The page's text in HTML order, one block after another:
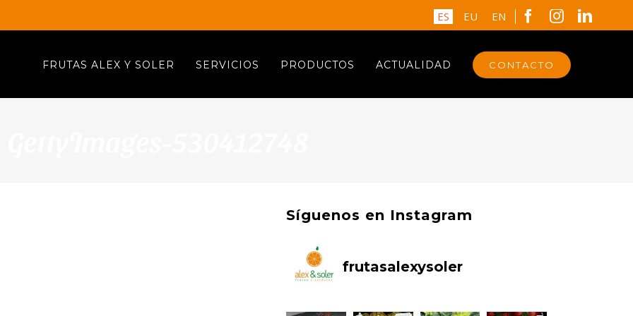
Facebook
Instagram
EU
ES EN
FRUTAS ALEX Y SOLER SERVICIOS PRODUCTOS ACTUALIDAD CONTACTO
Síguenos en Instagram
frutasalexysoler